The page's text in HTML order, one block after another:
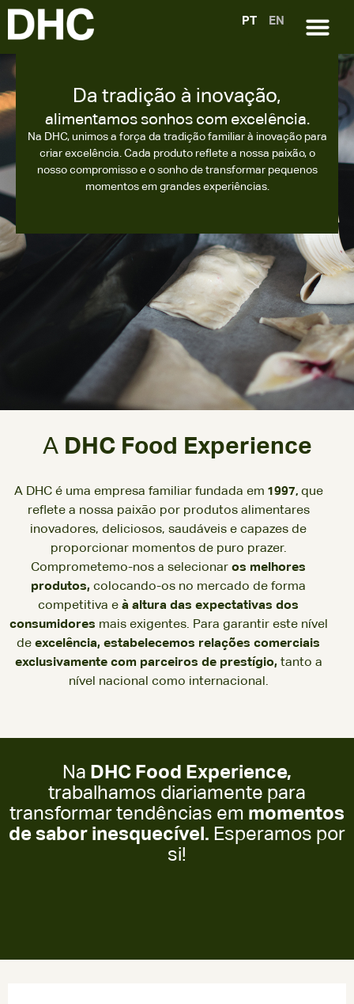
PT EN
Da tradição à inovação,
alimentamos sonhos com excelência.
Na DHC, unimos a força da tradição familiar à inovação para
criar excelência. Cada produto reflete a nossa paixão, o
nosso compromisso e o sonho de transformar pequenos
momentos em grandes experiências.
ADHC Food Experience
A DHC é uma empresa familiar fundada em 1997, que
reflete a nossa paixão por produtos alimentares
inovadores, deliciosos, saudáveis e capazes de
proporcionar momentos de puro prazer.
Comprometemo-nos a selecionar os melhores
produtos, colocando-os no mercado de forma
competitiva eà altura das expectativas dos
consumidores mais exigentes. Para garantir este nível
deexcelência, estabelecemos relações comerciais
exclusivamente com parceiros de prestígio,tanto a
nível nacional como internacional.
Na DHC Food Experience,
trabalhamos diariamente para
transformar tendências em momentos
de sabor inesquecível. Esperamos por
si!